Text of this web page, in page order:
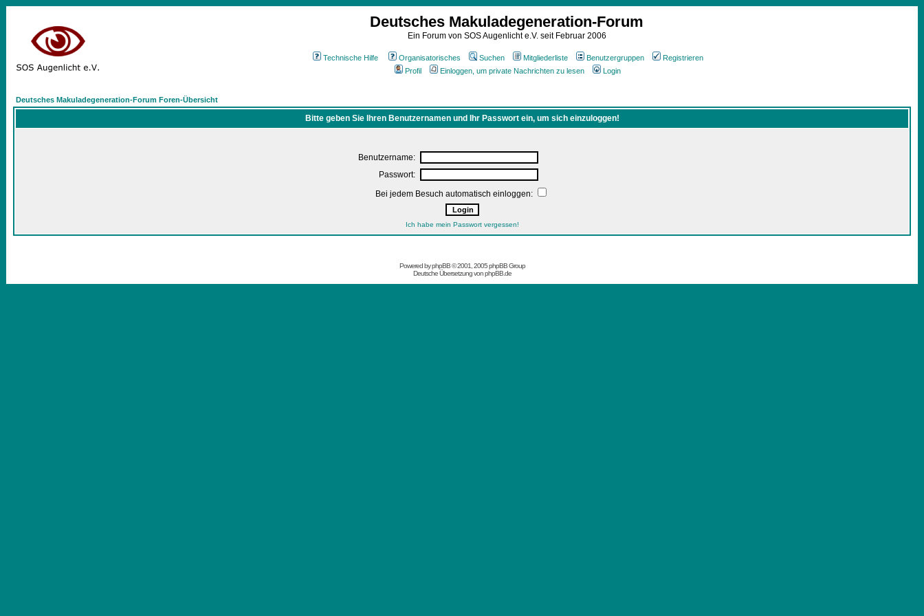
Deutsches Makuladegeneration-Forum
Ein Forum von SOS Augenlicht e.V. seit Februar 2006
Technische Hilfe Organisatorisches Suchen Mitgliederliste Benutzergruppen
Registrieren
Profil
Einloggen, um private Nachrichten zu lesen Login
Deutsches Makuladegeneration-Forum Foren-Übersicht
Bitte geben Sie Ihren Benutzernamen und Ihr Passwort ein, um sich einzuloggen!
Benutzername:
Passwort:
Bei jedem Besuch automatisch einloggen:
Ich habe mein Passwort vergessen!
Powered byphpBB© 2001, 2005 phpBB Group
Deutsche Übersetzung vonphpBB.de